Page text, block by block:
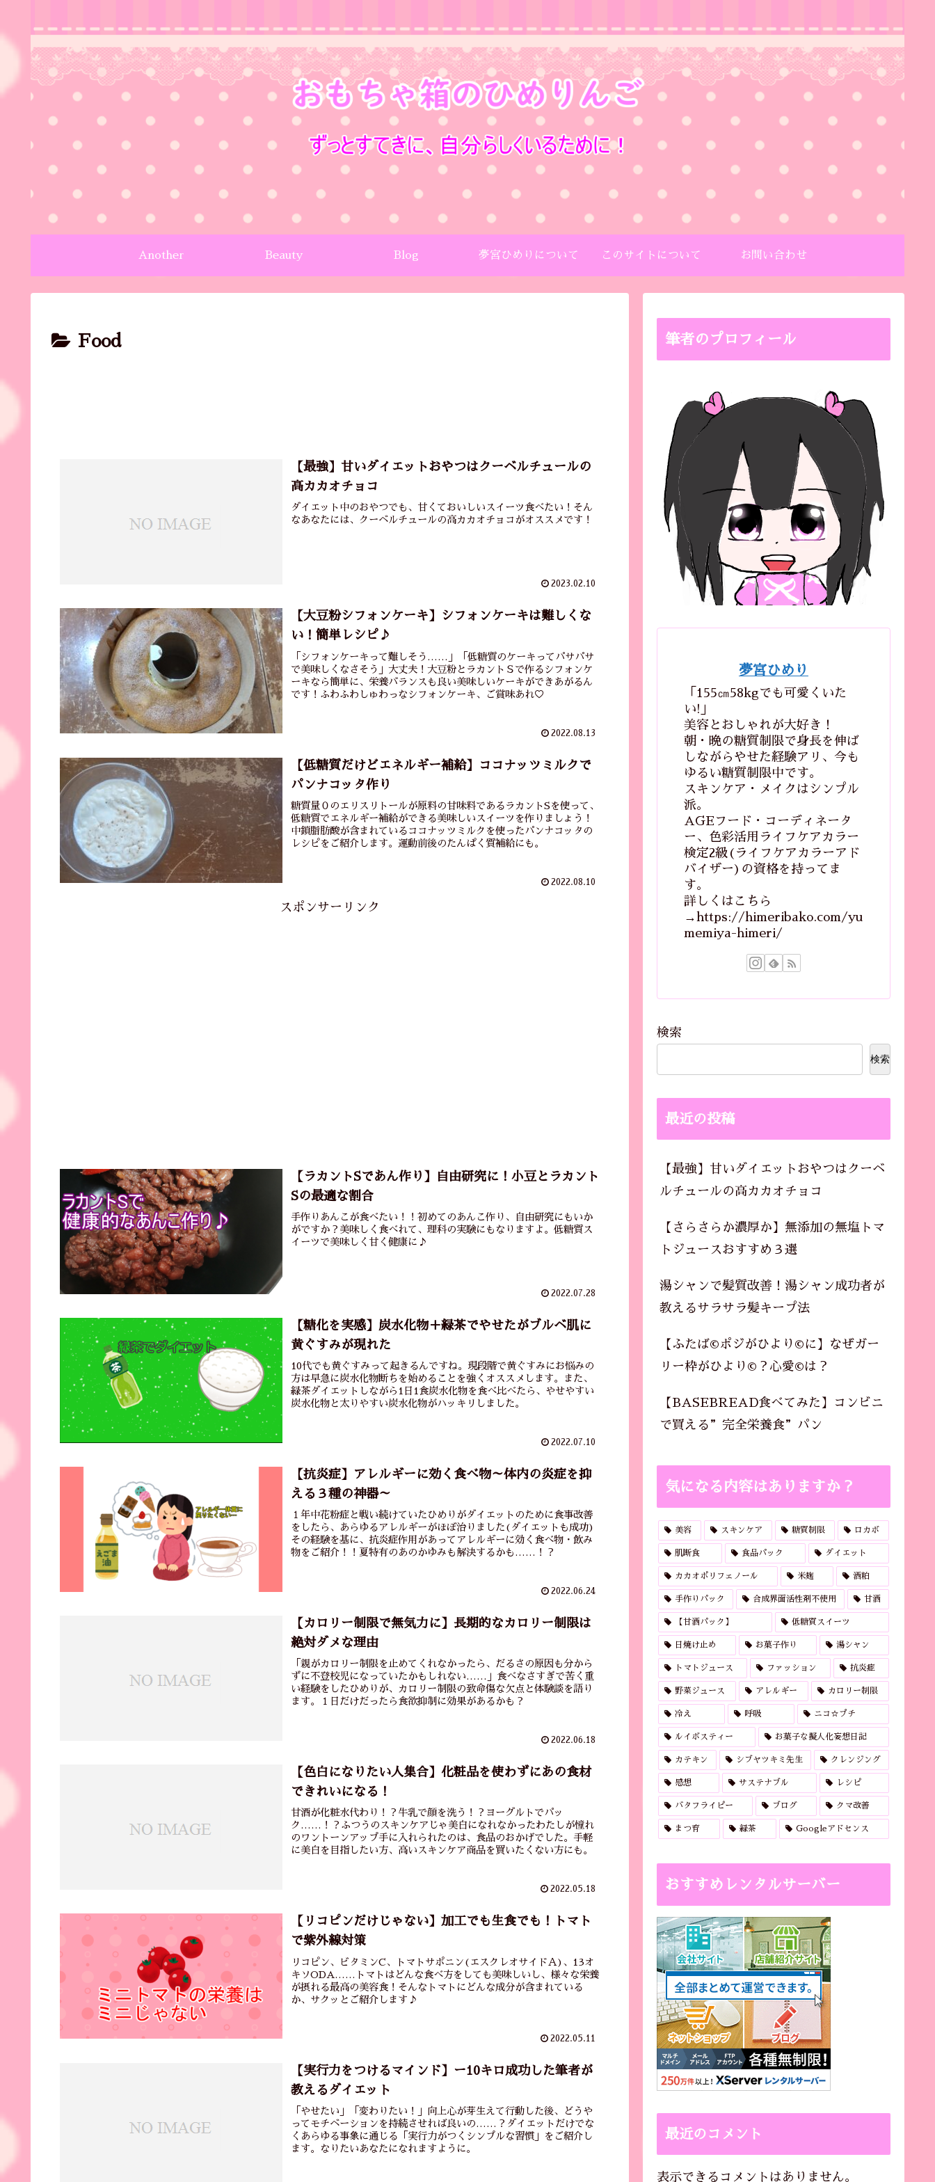
Another Beauty Blog 夢宮ひめりについて このサイトについて お問い合わせ
Food
【最強】甘いダイエットおやつはクーベルチュールの
高カカオチョコ
ダイエット中のおやつでも、甘くておいしいスイーツ食べたい！そん
なあなたには、クーベルチュールの高カカオチョコがオススメです！
2023.02.10
【大豆粉シフォンケーキ】シフォンケーキは難しくな
い！簡単レシピ♪
「シフォンケーキって難しそう……」「低糖質のケーキってパサパサ
で美味しくなさそう」大丈夫！大豆粉とラカントＳで作るシフォンケ
ーキなら簡単に、栄養バランスも良い美味しいケーキができあがるん
です！ふわふわしゅわっなシフォンケーキ、ご賞味あれ♡
2022.08.13
【低糖質だけどエネルギー補給】ココナッツミルクで
パンナコッタ作り
糖質量０のエリスリトールが原料の甘味料であるラカントSを使って、
低糖質でエネルギー補給ができる美味しいスイーツを作りましょう！
中鎖脂肪酸が含まれているココナッツミルクを使ったパンナコッタの
レシピをご紹介します。運動前後のたんぱく質補給にも。
2022.08.10
スポンサーリンク
【ラカントSであん作り】自由研究に！小豆とラカント
Sの最適な割合
手作りあんこが食べたい！！初めてのあんこ作り、自由研究にもいか
がですか？美味しく食べれて、理科の実験にもなりますよ。低糖質ス
イーツで美味しく甘く健康に♪
2022.07.28
【糖化を実感】炭水化物＋緑茶でやせたがブルベ肌に
黄ぐすみが現れた
10代でも黄ぐすみって起きるんですね。現段階で黄ぐすみにお悩みの
方は早急に炭水化物断ちを始めることを強くオススメします。また、
緑茶ダイエットしながら1日1食炭水化物を食べ比べたら、やせやすい
炭水化物と太りやすい炭水化物がハッキリしました。
2022.07.10
【抗炎症】アレルギーに効く食べ物～体内の炎症を抑
える３種の神器～
１年中花粉症と戦い続けていたひめりがダイエットのために食事改善
をしたら、あらゆるアレルギーがほぼ治りました(ダイエットも成功)
その経験を基に、抗炎症作用があってアレルギーに効く食べ物・飲み
物をご紹介！！夏特有のあのかゆみも解決するかも……！？
2022.06.24
【カロリー制限で無気力に】長期的なカロリー制限は
絶対ダメな理由
「親がカロリー制限を止めてくれなかったら、だるさの原因も分から
ずに不登校児になっていたかもしれない……」食べなさすぎで苦く重
い経験をしたひめりが、カロリー制限の致命傷な欠点と体験談を語り
ます。１日だけだったら食欲抑制に効果があるかも？
2022.06.18
【色白になりたい人集合】化粧品を使わずにあの食材
できれいになる！
甘酒が化粧水代わり！？牛乳で顔を洗う！？ヨーグルトでパッ
ク……！？ふつうのスキンケアじゃ美白になれなかったわたしが憧れ
のワントーンアップ手に入れられたのは、食品のおかげでした。手軽
に美白を目指したい方、高いスキンケア商品を買いたくない方にも。
2022.05.18
【リコピンだけじゃない】加工でも生食でも！トマト
で紫外線対策
リコピン、ビタミンC、トマトサポニン(エスクレオサイドＡ)、13オ
キソODA……トマトはどんな食べ方をしても美味しいし、様々な栄養
が摂れる最高の美容食！そんなトマトにどんな成分が含まれている
か、サクッとご紹介します♪
2022.05.11
【実行力をつけるマインド】ー10キロ成功した筆者が
教えるダイエット
「やせたい」「変わりたい！」向上心が芽生えて行動した後、どうや
ってモチベーションを持続させれば良いの……？ダイエットだけでな
くあらゆる事象に通じる「実行力がつくシンプルな習慣」をご紹介し
ます。なりたいあなたになれますように。
筆者のプロフィール
夢宮ひめり
「155㎝58kgでも可愛くいた
い!」
美容とおしゃれが大好き！
朝・晩の糖質制限で身長を伸ば
しながらやせた経験アリ、今も
ゆるい糖質制限中です。
スキンケア・メイクはシンプル
派。
AGEフード・コーディネータ
ー、色彩活用ライフケアカラー
検定2級(ライフケアカラーアド
バイザー)の資格を持ってま
す。
詳しくはこちら
→https://himeribako.com/yu
memiya-himeri/
検索
検索
最近の投稿
【最強】甘いダイエットおやつはクーベ
ルチュールの高カカオチョコ
【さらさらか濃厚か】無添加の無塩トマ
トジュースおすすめ３選
湯シャンで髪質改善！湯シャン成功者が
教えるサラサラ髪キープ法
【ふたば©ポジがひより©に】なぜガー
リー枠がひより©？心愛©は？
【BASEBREAD食べてみた】コンビニ
で買える”完全栄養食”パン
気になる内容はありますか？
美容 スキンケア 糖質制限 ロカボ
肌断食 食品パック ダイエット
カカオポリフェノール 米麹 酒粕
手作りパック 合成界面活性剤不使用 甘酒
【甘酒パック】 低糖質スイーツ
日焼け止め お菓子作り 湯シャン
トマトジュース ファッション 抗炎症
野菜ジュース アレルギー カロリー制限
冷え 呼吸 ニコ☆プチ
ルイボスティー お菓子な擬人化妄想日記
カテキン シブヤツキミ先生 クレンジング
感想 サステナブル レシピ
バタフライピー ブログ クマ改善
まつ育 緑茶 Googleアドセンス
おすすめレンタルサーバー
最近のコメント
表示できるコメントはありません。